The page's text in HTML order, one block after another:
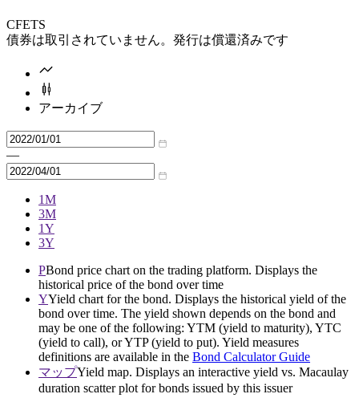
CFETS
債券は取引されていません。発行は償還済みです
アーカイブ
—
1M
3M
1Y
3Y
PBond price chart on the trading platform. Displays the
historical price of the bond over time
YYield chart for the bond. Displays the historical yield of the
bond over time. The yield shown depends on the bond and
may be one of the following: YTM (yield to maturity), YTC
(yield to call), or YTP (yield to put). Yield measures
definitions are available in the Bond Calculator Guide
マップYield map. Displays an interactive yield vs. Macaulay
duration scatter plot for bonds issued by this issuer